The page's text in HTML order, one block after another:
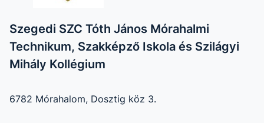
Szegedi SZC Tóth János Mórahalmi
Technikum, Szakképző Iskola és Szilágyi
Mihály Kollégium
6782 Mórahalom, Dosztig köz 3.